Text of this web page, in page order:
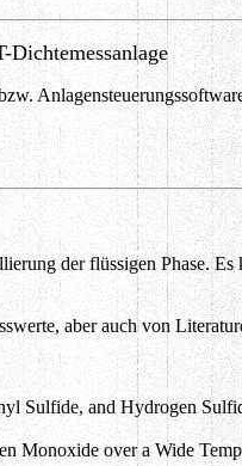
der flüssigen Phase.
aber auch von
and Hydrogen
over a Wide